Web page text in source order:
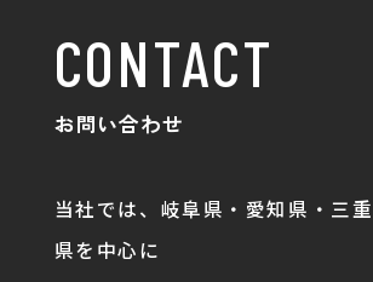
CONTACT
お問い合わせ
当社では、岐阜県・愛知県・三
県を中心に